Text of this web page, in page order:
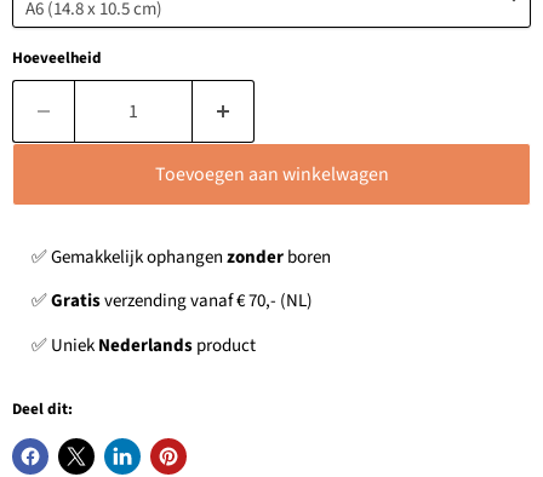
Hoeveelheid
Toevoegen aan winkelwagen
✅ Gemakkelijk ophangenzonderboren
✅Gratisverzending vanaf € 70,- (NL)
✅ UniekNederlandsproduct
Deel dit: